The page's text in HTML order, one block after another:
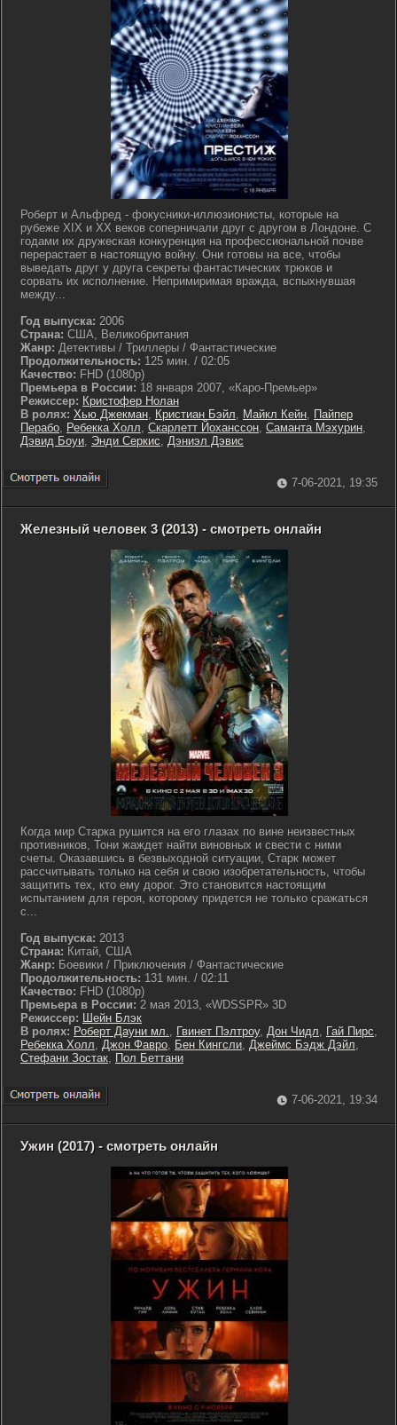
Роберт и Альфред - фокусники-иллюзионисты, которые на
рубеже XIX и XX веков соперничали друг с другом в Лондоне. С
годами их дружеская конкуренция на профессиональной почве
перерастает в настоящую войну. Они готовы на все, чтобы
выведать друг у друга секреты фантастических трюков и
сорвать их исполнение. Непримиримая вражда, вспыхнувшая
между...
Год выпуска: 2006
Страна: США, Великобритания
Жанр: Детективы / Триллеры / Фантастические
Продолжительность: 125 мин. / 02:05
Качество: FHD (1080p)
Премьера в России: 18 января 2007, «Каро-Премьер»
Режиссер: Кристофер Нолан
В ролях: Хью Джекман, Кристиан Бэйл, Майкл Кейн, Пайпер
Перабо, Ребекка Холл, Скарлетт Йоханссон, Саманта Мэхурин,
Дэвид Боуи, Энди Серкис, Дэниэл Дэвис
7-06-2021, 19:35
Железный человек 3 (2013) - смотреть онлайн
Когда мир Старка рушится на его глазах по вине неизвестных
противников, Тони жаждет найти виновных и свести с ними
счеты. Оказавшись в безвыходной ситуации, Старк может
рассчитывать только на себя и свою изобретательность, чтобы
защитить тех, кто ему дорог. Это становится настоящим
испытанием для героя, которому придется не только сражаться
с...
Год выпуска: 2013
Страна: Китай, США
Жанр: Боевики / Приключения / Фантастические
Продолжительность: 131 мин. / 02:11
Качество: FHD (1080p)
Премьера в России: 2 мая 2013, «WDSSPR» 3D
Режиссер: Шейн Блэк
В ролях: Роберт Дауни мл., Гвинет Пэлтроу, Дон Чидл, Гай Пирс,
Ребекка Холл, Джон Фавро, Бен Кингсли, Джеймс Бэдж Дэйл,
Стефани Зостак, Пол Беттани
7-06-2021, 19:34
Ужин (2017) - смотреть онлайн